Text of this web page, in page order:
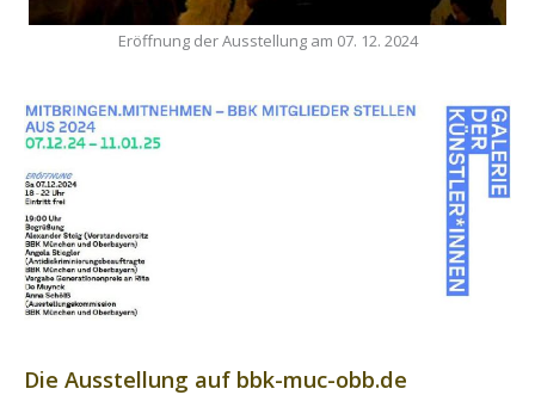
Eröffnung der Ausstellung am 07. 12. 2024
Die Ausstellung auf bbk-muc-obb.de